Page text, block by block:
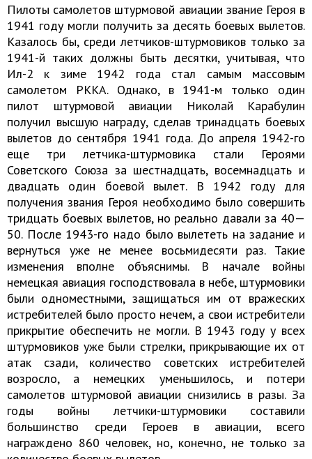
Пилоты самолетов штурмовой авиации звание Героя в
1941 году могли получить за десять боевых вылетов.
Казалось бы, среди летчиков-штурмовиков только за
1941-й таких должны быть десятки, учитывая, что
Ил-2 к зиме 1942 года стал самым массовым
самолетом РККА. Однако, в 1941-м только один
пилот штурмовой авиации Николай Карабулин
получил высшую награду, сделав тринадцать боевых
вылетов до сентября 1941 года. До апреля 1942-го
еще три летчика-штурмовика стали Героями
Советского Союза за шестнадцать, восемнадцать и
двадцать один боевой вылет. В 1942 году для
получения звания Героя необходимо было совершить
тридцать боевых вылетов, но реально давали за 40—
50. После 1943-го надо было вылететь на задание и
вернуться уже не менее восьмидесяти раз. Такие
изменения вполне объяснимы. В начале войны
немецкая авиация господствовала в небе, штурмовики
были одноместными, защищаться им от вражеских
истребителей было просто нечем, а свои истребители
прикрытие обеспечить не могли. В 1943 году у всех
штурмовиков уже были стрелки, прикрывающие их от
атак сзади, количество советских истребителей
возросло, а немецких уменьшилось, и потери
самолетов штурмовой авиации снизились в разы. За
годы войны летчики-штурмовики составили
большинство среди Героев в авиации, всего
награждено 860 человек, но, конечно, не только за